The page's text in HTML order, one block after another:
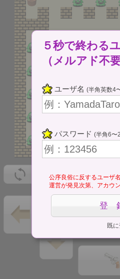
５秒で終わる
（メルアド不要
ユーザ名 (半角英数4
パスワード (半角6〜
公序良俗に反するユーザ
運営が発見次第、アカウ
既